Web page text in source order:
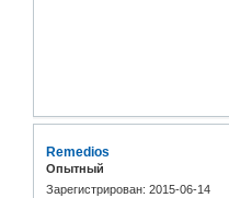
Remedios
Опытный
Зарегистрирован: 2015-06-14